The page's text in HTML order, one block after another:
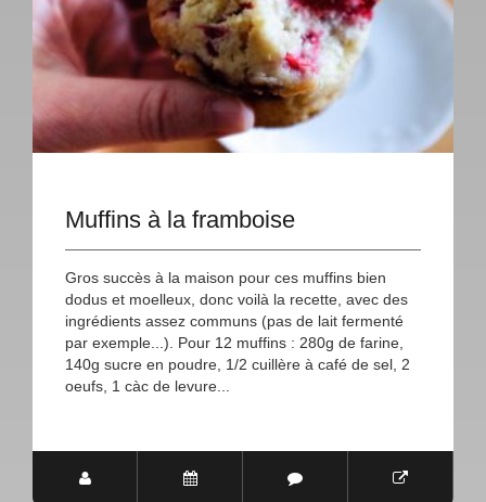
Muffins à la framboise
Gros succès à la maison pour ces muffins bien
dodus et moelleux, donc voilà la recette, avec des
ingrédients assez communs (pas de lait fermenté
par exemple...). Pour 12 muffins : 280g de farine,
140g sucre en poudre, 1/2 cuillère à café de sel, 2
oeufs, 1 càc de levure...